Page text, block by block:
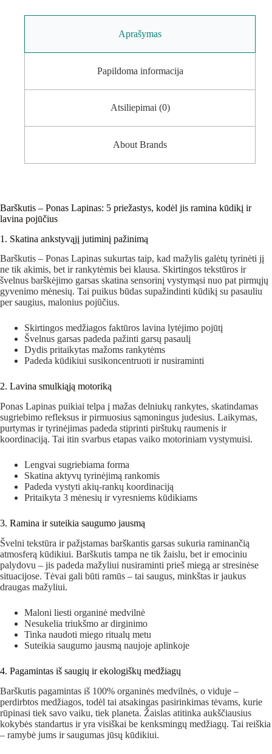
Aprašymas
Papildoma informacija
Atsiliepimai (0)
About Brands
Barškutis – Ponas Lapinas: 5 priežastys, kodėl jis ramina kūdikį ir
lavina pojūčius
1. Skatina ankstyvąjį jutiminį pažinimą
Barškutis – Ponas Lapinas sukurtas taip, kad mažylis galėtų tyrinėti jį
ne tik akimis, bet ir rankytėmis bei klausa. Skirtingos tekstūros ir
švelnus barškėjimo garsas skatina sensorinį vystymąsi nuo pat pirmųjų
gyvenimo mėnesių. Tai puikus būdas supažindinti kūdikį su pasauliu
per saugius, malonius pojūčius.
Skirtingos medžiagos faktūros lavina lytėjimo pojūtį
Švelnus garsas padeda pažinti garsų pasaulį
Dydis pritaikytas mažoms rankytėms
Padeda kūdikiui susikoncentruoti ir nusiraminti
2. Lavina smulkiąją motoriką
Ponas Lapinas puikiai telpa į mažas delniukų rankytes, skatindamas
sugriebimo refleksus ir pirmuosius sąmoningus judesius. Laikymas,
purtymas ir tyrinėjimas padeda stiprinti pirštukų raumenis ir
koordinaciją. Tai itin svarbus etapas vaiko motoriniam vystymuisi.
Lengvai sugriebiama forma
Skatina aktyvų tyrinėjimą rankomis
Padeda vystyti akių-rankų koordinaciją
Pritaikyta 3 mėnesių ir vyresniems kūdikiams
3. Ramina ir suteikia saugumo jausmą
Švelni tekstūra ir pažįstamas barškantis garsas sukuria raminančią
atmosferą kūdikiui. Barškutis tampa ne tik žaislu, bet ir emociniu
palydovu – jis padeda mažyliui nusiraminti prieš miegą ar stresinėse
situacijose. Tėvai gali būti ramūs – tai saugus, minkštas ir jaukus
draugas mažyliui.
Maloni liesti organinė medvilnė
Nesukelia triukšmo ar dirginimo
Tinka naudoti miego ritualų metu
Suteikia saugumo jausmą naujoje aplinkoje
4. Pagamintas iš saugių ir ekologiškų medžiagų
Barškutis pagamintas iš 100% organinės medvilnės, o viduje –
perdirbtos medžiagos, todėl tai atsakingas pasirinkimas tėvams, kurie
rūpinasi tiek savo vaiku, tiek planeta. Žaislas atitinka aukščiausius
kokybės standartus ir yra visiškai be kenksmingų medžiagų. Tai reiškia
– ramybė jums ir saugumas jūsų kūdikiui.